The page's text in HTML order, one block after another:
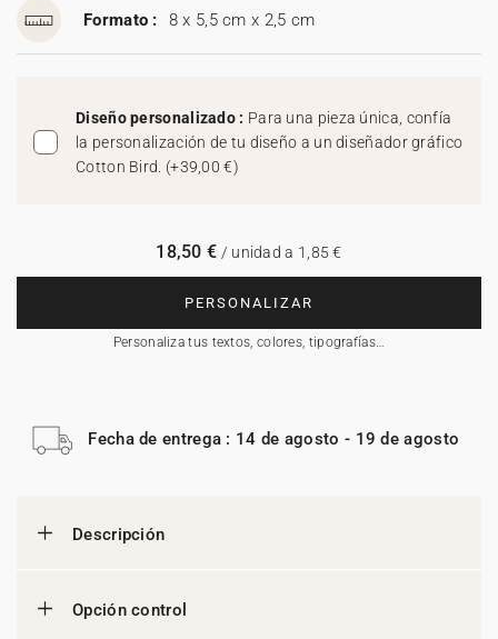
Formato : 8 x 5,5 cm x 2,5 cm
Diseño personalizado : Para una pieza única, confía
la personalización de tu diseño a un diseñador gráfico
Cotton Bird. (+39,00 €)
PERSONALIZAR
Personaliza tus textos, colores, tipografías…
18,50 € / unidad a 1,85 €
Fecha de entrega : 14 de agosto - 19 de agosto
Descripción
Opción control